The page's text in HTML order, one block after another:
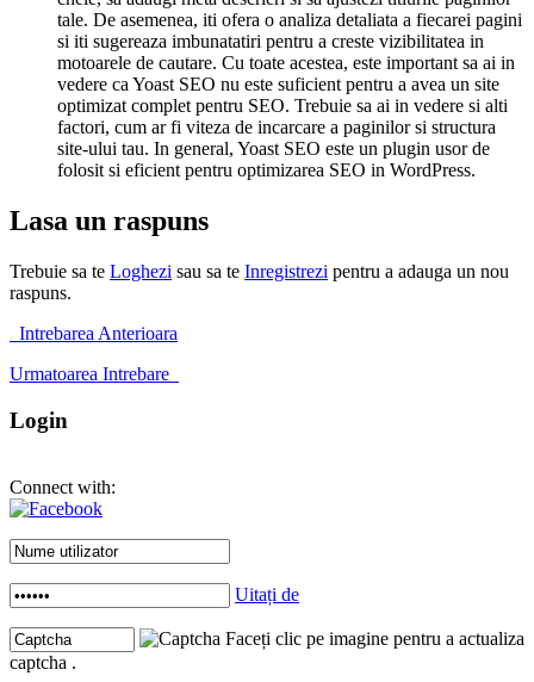
tale. De asemenea, iti ofera o analiza detaliata a fiecarei pagini
si iti sugereaza imbunatatiri pentru a creste vizibilitatea in
motoarele de cautare. Cu toate acestea, este important sa ai in
vedere ca Yoast SEO nu este suficient pentru a avea un site
optimizat complet pentru SEO. Trebuie sa ai in vedere si alti
factori, cum ar fi viteza de incarcare a paginilor si structura
site-ului tau. In general, Yoast SEO este un plugin usor de
folosit si eficient pentru optimizarea SEO in WordPress.
Lasa un raspuns
Trebuie sa te Loghezi sau sa te Inregistrezi pentru a adauga un nou
raspuns.
Intrebarea Anterioara
Urmatoarea Intrebare
Login
Connect with:
Uitați de
Faceți clic pe imagine pentru a actualiza
captcha .